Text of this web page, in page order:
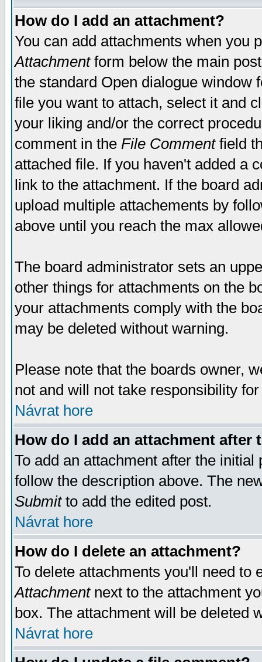
How do I add an attachment?
You can add attachments when you
Attachmentform below the main
the standard Open dialogue window
file you want to attach, select it and
your liking and/or the correct
comment in the File Commentfield
attached file. If you haven't added a
link to the attachment. If the board
upload multiple attachements by
above until you reach the max
The board administrator sets an
other things for attachments on the
your attachments comply with the
may be deleted without warning.
Please note that the boards owner,
not and will not take responsibility
Návrat hore
How do I add an attachment after
To add an attachment after the
follow the description above. The
Submitto add the edited post.
Návrat hore
How do I delete an attachment?
To delete attachments you'll need
Attachmentnext to the attachment
box. The attachment will be deleted
Návrat hore